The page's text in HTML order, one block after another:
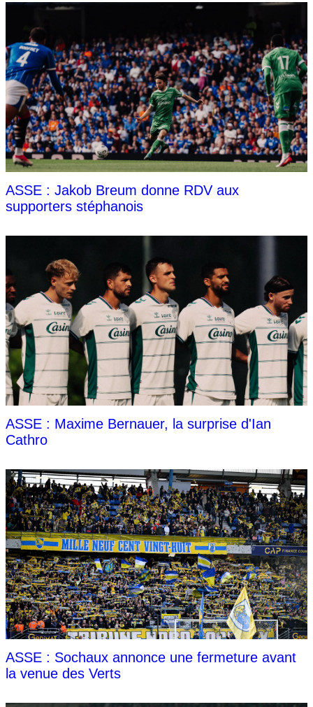
ASSE : Jakob Breum donne RDV aux
supporters stéphanois
ASSE : Maxime Bernauer, la surprise d'Ian
Cathro
ASSE : Sochaux annonce une fermeture avant
la venue des Verts